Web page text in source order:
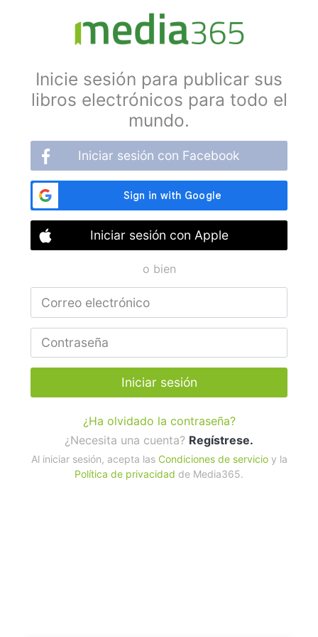
Inicie sesión para publicar sus
libros electrónicos para todo el
mundo.
Iniciar sesión con Facebook
Iniciar sesión con Apple
o bien
Iniciar sesión
¿Ha olvidado la contraseña?
¿Necesita una cuenta? Regístrese.
Al iniciar sesión, acepta las Condiciones de servicioy la
Política de privacidad de Media365.